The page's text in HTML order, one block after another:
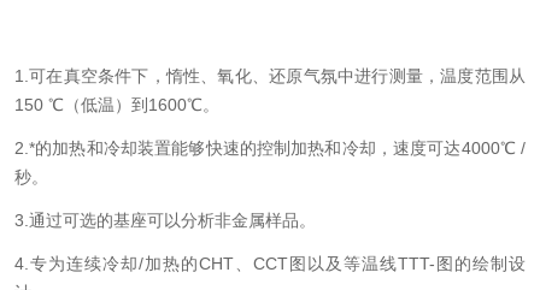
1.可在真空条件下，惰性、氧化、还原气氛中进行测量，温度范围从
150 ℃（低温）到1600℃。
2.*的加热和冷却装置能够快速的控制加热和冷却，速度可达4000℃ /
秒。
3.通过可选的基座可以分析非金属样品。
4.专为连续冷却/加热的CHT、CCT图以及等温线TTT-图的绘制设